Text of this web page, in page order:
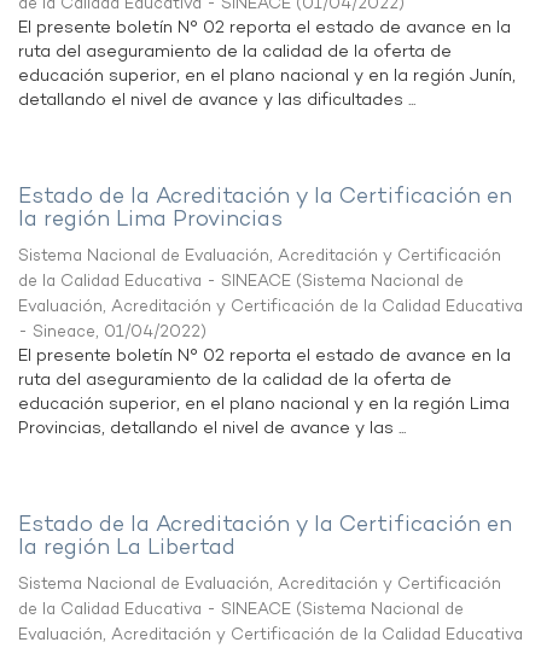
El presente boletín N° 02 reporta el estado de avance en la
ruta del aseguramiento de la calidad de la oferta de
educación superior, en el plano nacional y en la región Junín,
detallando el nivel de avance y las dificultades ...
Estado de la Acreditación y la Certificación en
la región Lima Provincias
Sistema Nacional de Evaluación, Acreditación y Certificación
de la Calidad Educativa - SINEACE (Sistema Nacional de
Evaluación, Acreditación y Certificación de la Calidad Educativa
- Sineace, 01/04/2022)
El presente boletín N° 02 reporta el estado de avance en la
ruta del aseguramiento de la calidad de la oferta de
educación superior, en el plano nacional y en la región Lima
Provincias, detallando el nivel de avance y las ...
Estado de la Acreditación y la Certificación en
la región La Libertad
Sistema Nacional de Evaluación, Acreditación y Certificación
de la Calidad Educativa - SINEACE (Sistema Nacional de
Evaluación, Acreditación y Certificación de la Calidad Educativa